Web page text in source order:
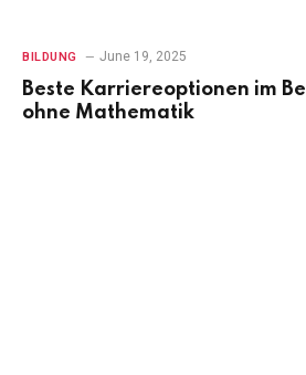
BILDUNG June 19, 2025
Beste Karriereoptionen im
ohne Mathematik